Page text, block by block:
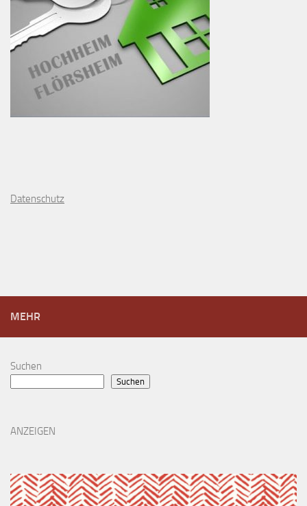
Datenschutz
MEHR
Suchen
Suchen
ANZEIGEN